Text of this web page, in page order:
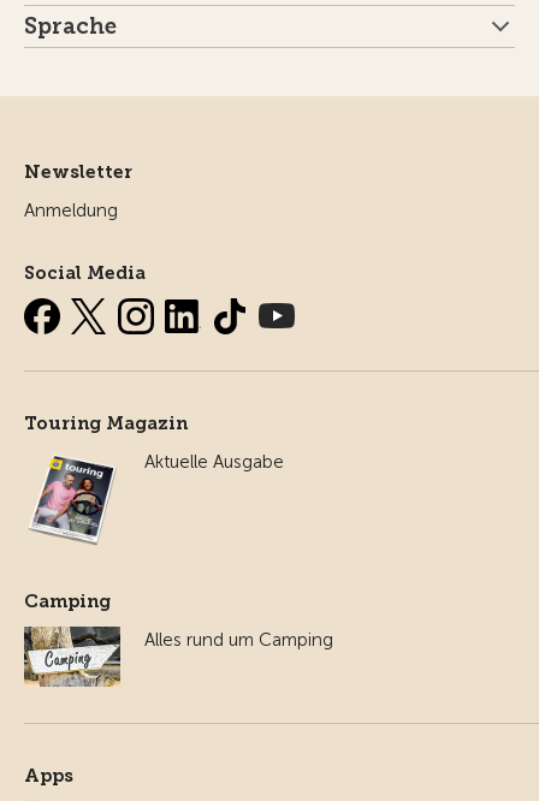
Sprache
Newsletter
Anmeldung
Social Media
Touring Magazin
Aktuelle Ausgabe
Camping
Alles rund um Camping
Apps